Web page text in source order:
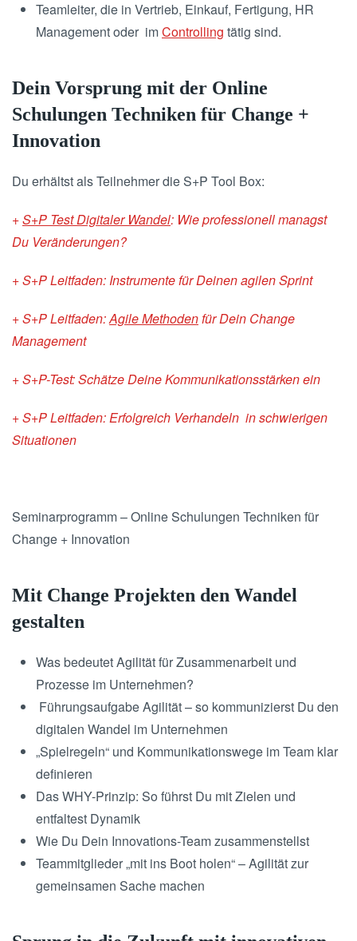
Teamleiter, die in Vertrieb, Einkauf, Fertigung, HR
Management oder imControlling tätig sind.
Dein Vorsprung mit der Online
Schulungen Techniken für Change +
Innovation
Du erhältst als Teilnehmer die S+P Tool Box:
+S+P Test Digitaler Wandel: Wie professionell managst
Du Veränderungen?
+ S+P Leitfaden: Instrumente für Deinen agilen Sprint
+ S+P Leitfaden:Agile Methodenfür Dein Change
Management
+ S+P-Test: Schätze Deine Kommunikationsstärken ein
+ S+P Leitfaden: Erfolgreich Verhandeln in schwierigen
Situationen
Seminarprogramm – Online Schulungen Techniken für
Change + Innovation
Mit Change Projekten den Wandel
gestalten
Was bedeutet Agilität für Zusammenarbeit und
Prozesse im Unternehmen?
Führungsaufgabe Agilität – so kommunizierst Du den
digitalen Wandel im Unternehmen
„Spielregeln“ und Kommunikationswege im Team klar
definieren
Das WHY-Prinzip: So führst Du mit Zielen und
entfaltest Dynamik
Wie Du Dein Innovations-Team zusammenstellst
Teammitglieder „mit ins Boot holen“ – Agilität zur
gemeinsamen Sache machen